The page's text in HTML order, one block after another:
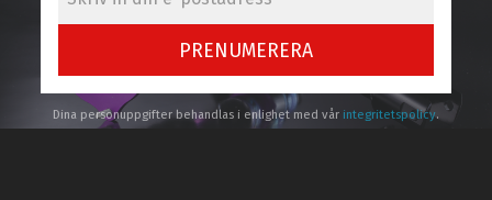
PRENUMERERA
Dina personuppgifter behandlas i enlighet med vår integritetspolicy.